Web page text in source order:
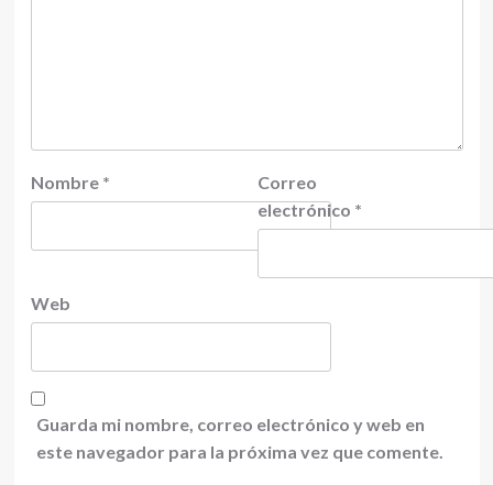
Nombre *
Correo
electrónico *
Web
Guarda mi nombre, correo electrónico y web en
este navegador para la próxima vez que comente.